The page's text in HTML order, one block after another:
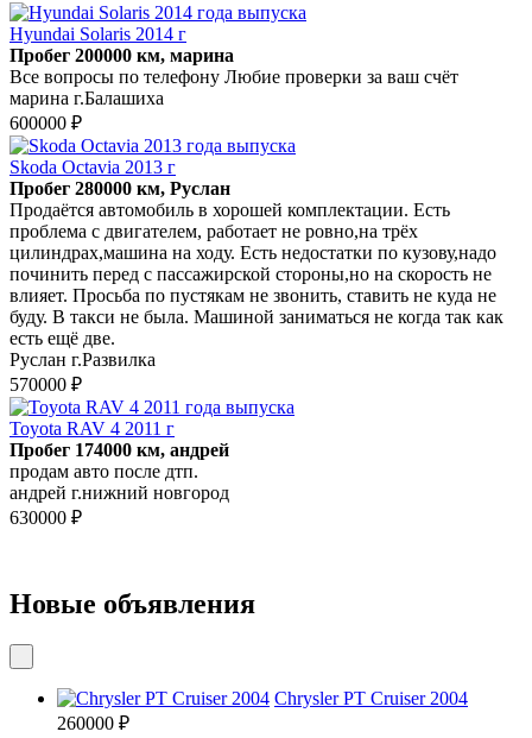
Hyundai Solaris 2014 г
Пробег 200000 км, марина
Все вопросы по телефону Любие проверки за ваш счёт
марина г.Балашиха
600000 ₽
Skoda Octavia 2013 г
Пробег 280000 км, Руслан
Продаётся автомобиль в хорошей комплектации. Есть
проблема с двигателем, работает не ровно,на трёх
цилиндрах,машина на ходу. Есть недостатки по кузову,надо
починить перед с пассажирской стороны,но на скорость не
влияет. Просьба по пустякам не звонить, ставить не куда не
буду. В такси не была. Машиной заниматься не когда так как
есть ещё две.
Руслан г.Развилка
570000 ₽
Toyota RAV 4 2011 г
Пробег 174000 км, андрей
продам авто после дтп.
андрей г.нижний новгород
630000 ₽
Новые объявления
Chrysler PT Cruiser 2004
260000 ₽